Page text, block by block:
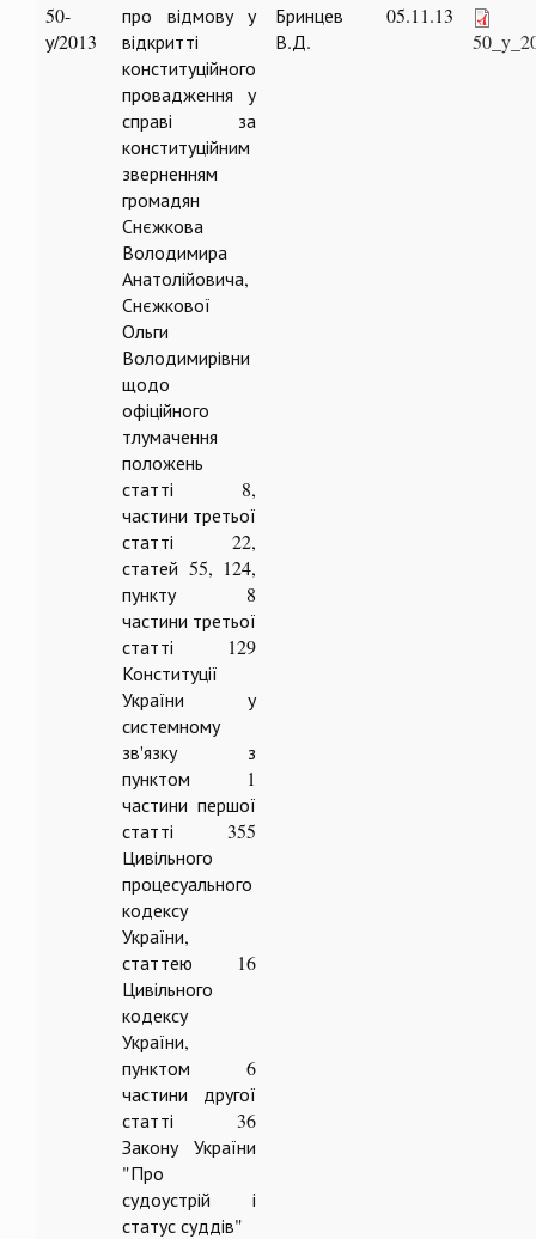
50-
у/2013
про відмову у
відкритті
конституційного
провадження у
справі за
конституційним
зверненням
громадян
Снєжкова
Володимира
Анатолійовича,
Снєжкової
Ольги
Володимирівни
щодо
офіційного
тлумачення
положень
статті 8,
частини третьої
статті 22,
статей 55, 124,
пункту 8
частини третьої
статті 129
Конституції
України у
системному
зв'язку з
пунктом 1
частини першої
статті 355
Цивільного
процесуального
кодексу
України,
статтею 16
Цивільного
кодексу
України,
пунктом 6
частини другої
статті 36
Закону України
"Про
судоустрій і
статус суддів"
Бринцев
В.Д.
05.11.13